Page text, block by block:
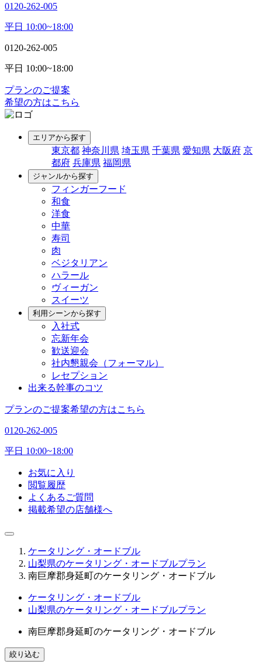
0120-262-005
平日 10:00~18:00
0120-262-005
平日 10:00~18:00
プランのご提案
希望の方はこちら
エリアから探す
東京都 神奈川県 埼玉県 千葉県 愛知県 大阪府 京
都府 兵庫県 福岡県
ジャンルから探す
フィンガーフード
和食
洋食
中華
寿司
肉
ベジタリアン
ハラール
ヴィーガン
スイーツ
利用シーンから探す
入社式
忘新年会
歓送迎会
社内懇親会（フォーマル）
レセプション
出来る幹事のコツ
プランのご提案希望の方はこちら
0120-262-005
平日 10:00~18:00
お気に入り
閲覧履歴
よくあるご質問
掲載希望の店舗様へ
ケータリング・オードブル
山梨県のケータリング・オードブルプラン
南巨摩郡身延町のケータリング・オードブル
ケータリング・オードブル
山梨県のケータリング・オードブルプラン
南巨摩郡身延町のケータリング・オードブル
絞り込む